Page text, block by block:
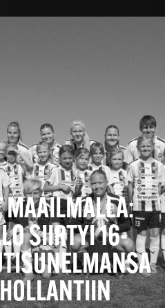
MAAILMALLA:
SIIRTYI 16-